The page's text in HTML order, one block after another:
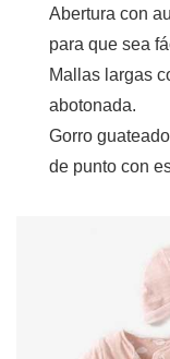
Abertura con
para que sea
Mallas largas
abotonada.
Gorro
de punto con